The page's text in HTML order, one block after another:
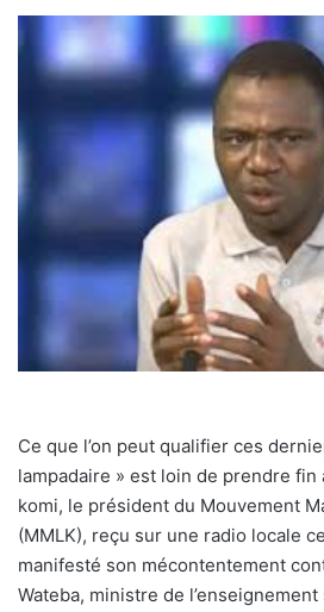
Ce que l’on peut qualifier ces
lampadaire » est loin de prendre fin
komi, le président du Mouvement
(MMLK), reçu sur une radio locale
manifesté son mécontentement
Wateba, ministre de